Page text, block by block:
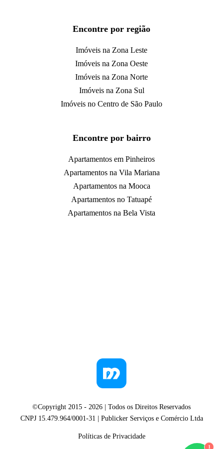
1
Encontre por região
Imóveis na Zona Leste
Imóveis na Zona Oeste
Imóveis na Zona Norte
Imóveis na Zona Sul
Imóveis no Centro de São Paulo
Encontre por bairro
Apartamentos em Pinheiros
Apartamentos na Vila Mariana
Apartamentos na Mooca
Apartamentos no Tatuapé
Apartamentos na Bela Vista
©Copyright 2015 - 2026 | Todos os Direitos Reservados
CNPJ 15.479.964/0001-31 | Publicker Serviços e Comércio Ltda
Políticas de Privacidade